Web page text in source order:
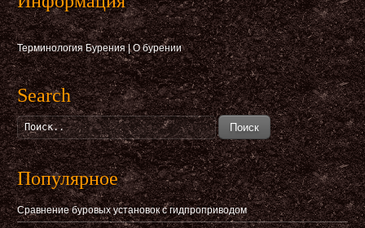
Терминология Бурения|О бурении
Search
Поиск
Популярное
Сравнение буровых установок с гидпроприводом